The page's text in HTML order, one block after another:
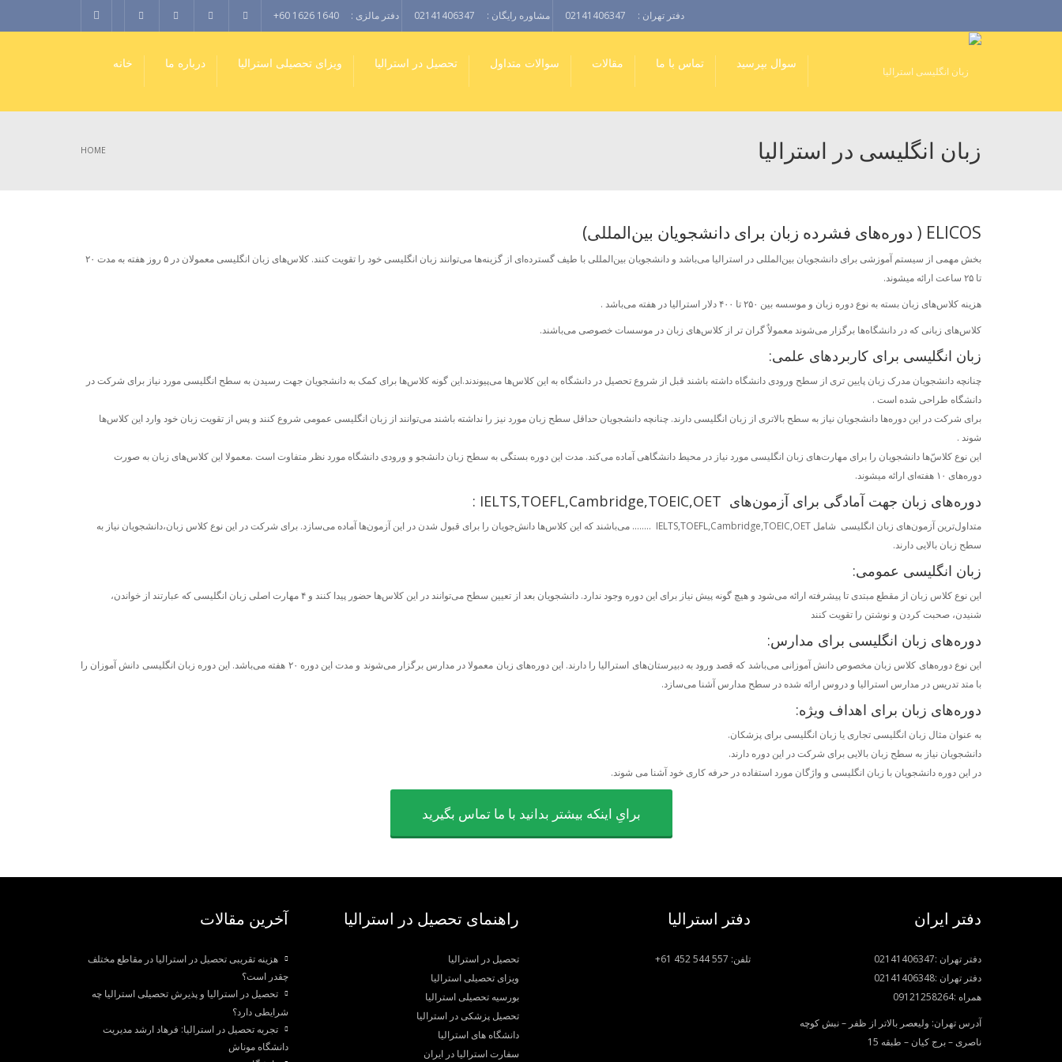
دفتر تهران : 02141406347 مشاوره رایگان : 02141406347 دفتر مالزی : +60 1626 1640
سوال بپرسید تماس با ما مقالات سوالات متداول تحصیل در استرالیا ویزای تحصیلی استرالیا درباره ما خانه
زبان انگلیسی در استرالیا‌ HOME
ELICOS ( دوره‌های فشرده زبان برای دانشجویان بین‌المللی)
بخش مهمی‌ از سیستم آموزشی برای دانشجویان بین‌المللی در استرالیا می‌باشد و دانشجویان بین‌المللی با طیف گسترده‌ای از گزینه‌‌ها می‌توانند زبان انگلیسی‌ خود را تقویت کنند. کلاس‌های زبان انگلیسی معمولان در ۵ روز هفته به مدت ۲۰
تا ۲۵ ساعت ارائه میشوند.
هزینه کلاس‌های زبان بسته به نوع دوره زبان و موسسه بین ۲۵۰ تا ۴۰۰ دلار استرالیا در هفته می‌باشد .
کلاس‌های زبانی که در دانشگاه‌ها برگزار می‌شوند معمولاٌ گران تر از کلاس‌های زبان در موسسات خصوصی می‌باشند.
زبان انگلیسی‌ برای کاربرد‌های علمی‌‌:
چنانچه دانشجویان مدرک زبان پایین تری از سطح ورودی دانشگاه داشته باشند قبل از شروع تحصیل در دانشگاه به این کلاس‌ها می‌پیوندند.این گونه کلاس‌ها برای کمک به دانشجویان جهت رسیدن به سطح انگلیسی‌ مورد نیاز برای شرکت در
دانشگاه طراحی شده است .
برای شرکت در این دوره‌ها دانشجویان نیاز به سطح بالاتری از زبان انگلیسی دارند. چنانچه دانشجویان حداقل سطح زبان مورد نیز را نداشته باشند می‌توانند از زبان انگلیسی‌ عمومی شروع کنند و پس از تقویت زبان خود وارد این کلاس‌ها
شوند .
این نوع کلاس‌ّها دانشجویان را برای مهارت‌های زبان انگلیسی‌ مورد نیاز در محیط دانشگاهی آماده می‌کند. مدت این دوره بستگی به سطح زبان دانشجو و ورودی دانشگاه مورد نظر متفاوت است .معمولا این کلاس‌های زبان به صورت
دوره‌های ۱۰ هفته‌ای ارائه میشوند.
دوره‌های زبان جهت آمادگی برای آزمون‌های IELTS,TOEFL,Cambridge,TOEIC,OET :
متداول‌ترین آزمون‌های زبان انگلیسی‌ شامل IELTS,TOEFL,Cambridge,TOEIC,OET …….. می‌باشند که این کلاس‌ها دانش‌جویان را برای قبول شدن در این آزمون‌ها آماده می‌سازد. برای شرکت در این نوع کلاس زبان،دانشجویان نیاز به
سطح زبان بالایی دارند.
زبان انگلیسی‌ عمومی:
این نوع کلاس زبان از مقطع مبتدی تا پیشرفته ارائه می‌شود و هیچ گونه پیش نیاز برای این دوره وجود ندارد. دانشجویان بعد از تعیین سطح می‌توانند در این کلاس‌ها حضور پیدا کنند و ۴ مهارت اصلی‌ زبان انگلیسی که عبارتند از خواندن،
شنیدن، صحبت کردن و نوشتن را تقویت کنند
دوره‌های زبان انگلیسی‌ برای مدارس:
این نوع دوره‌های کلاس زبان مخصوص دانش آموزانی می‌باشد که قصد ورود به دبیرستان‌های استرالیا را دارند. این دوره‌های زبان معمولا در مدارس برگزار می‌شوند و مدت این دوره ۲۰ هفته می‌باشد. این دوره زبان انگلیسی‌ دانش آموزان را
با متد تدریس در مدارس استرالیا و دروس ارائه شده در سطح مدارس آشنا می‌سازد.
دوره‌های زبان برای اهداف ویژه:
به عنوان مثال زبان انگلیسی‌ تجاری یا زبان انگلیسی‌ برای پزشکان.
دانشجویان نیاز به سطح زبان بالایی برای شرکت در این دوره دارند.
در این دوره دانشجویان با زبان انگلیسی‌ و واژگان مورد استفاده در حرفه کاری خود آشنا می شوند.
برایِ اینکه بیشتر بدانید با ما تماس بگیرید
آخرین مقالات
هزینه تقریبی تحصیل در استرالیا در مقاطع مختلف
چقدر است؟
تحصیل در استرالیا و پذیرش تحصیلی استرالیا چه
شرایطی دارد؟
تجربه تحصیل در استرالیا: فرهاد ارشد مدیریت
دانشگاه موناش
راهنمای تحصیل در استرالیا
تحصیل در استرالیا
ویزای تحصیلی استرالیا
بورسیه تحصیلی استرالیا
تحصیل پزشکی در استرالیا
دانشگاه های استرالیا
سفارت استرالیا در ایران
دفتر استرالیا
تلفن: +61 452 544 557
دفتر ایران
دفتر تهران :02141406347
دفتر تهران :02141406348
همراه :09121258264
آدرس تهران: ولیعصر بالاتر از ظفر – نبش کوچه
ناصری – برج کیان – طبقه 15